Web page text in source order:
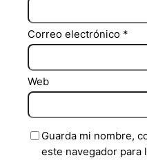
Correo electrónico *
Web
Guarda mi nombre,
este navegador para